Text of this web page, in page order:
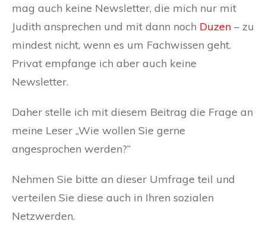
mag auch keine Newsletter, die mich nur mit
Judith ansprechen und mit dann noch Duzen – zu
mindest nicht, wenn es um Fachwissen geht.
Privat empfange ich aber auch keine
Newsletter.
Daher stelle ich mit diesem Beitrag die Frage an
meine Leser „Wie wollen Sie gerne
angesprochen werden?“
Nehmen Sie bitte an dieser Umfrage teil und
verteilen Sie diese auch in Ihren sozialen
Netzwerden.